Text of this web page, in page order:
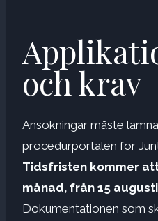
och krav
Ansökningar måste
procedurportalen för
Tidsfristen kommer
månad, från 15
Dokumentationen som